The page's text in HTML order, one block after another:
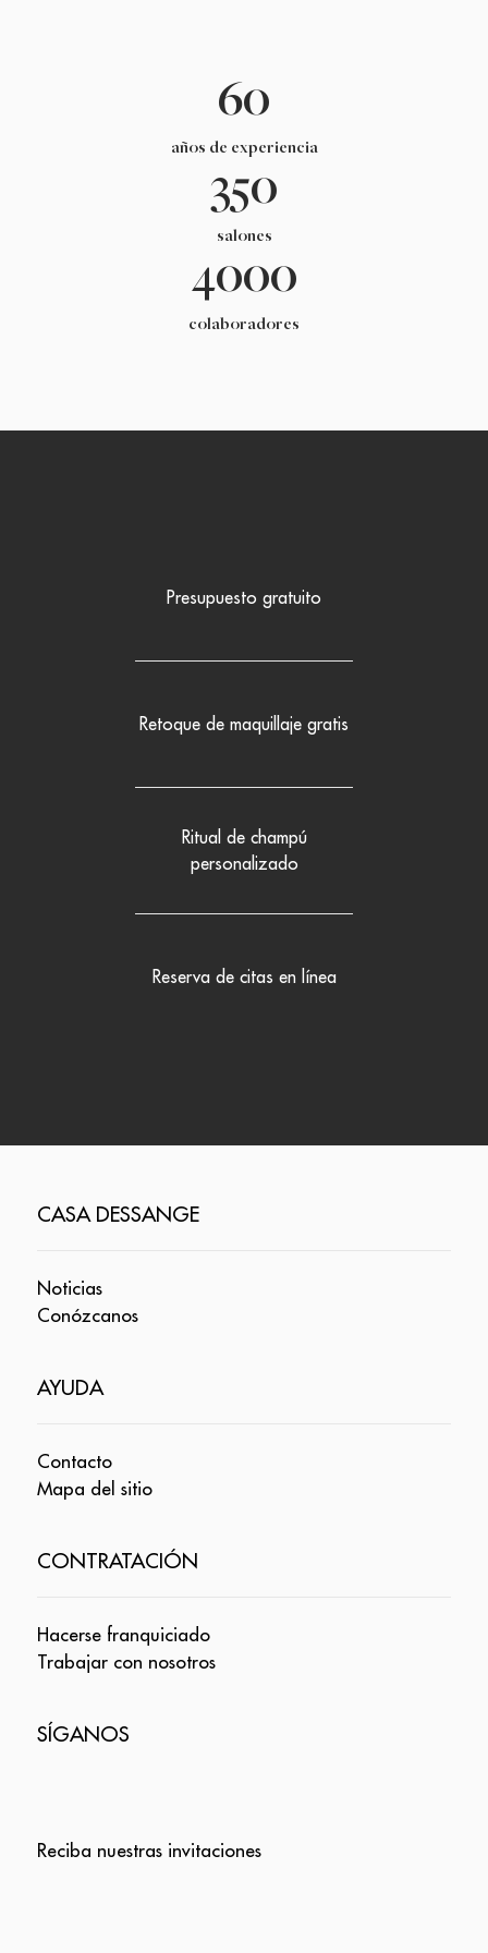
60
años de experiencia
350
salones
4000
colaboradores
Presupuesto gratuito
Retoque de maquillaje gratis
Ritual de champú
personalizado
Reserva de citas en línea
CASA DESSANGE
Noticias
Conózcanos
AYUDA
Contacto
Mapa del sitio
CONTRATACIÓN
Hacerse franquiciado
Trabajar con nosotros
SÍGANOS
Reciba nuestras invitaciones